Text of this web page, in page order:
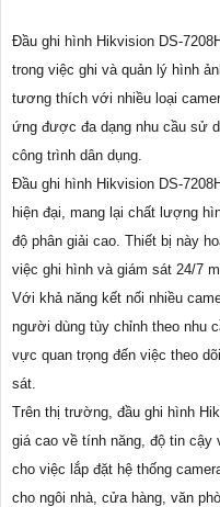
Đầu ghi hình Hikvision DS-
trong việc ghi và quản lý hình
tương thích với nhiều loại
ứng được đa dạng nhu cầu sử
công trình dân dụng.
Đầu ghi hình Hikvision DS-
hiện đại, mang lại chất lượng
độ phân giải cao. Thiết bị này
việc ghi hình và giám sát 24/7
Với khả năng kết nối nhiều
người dùng tùy chỉnh theo nhu
vực quan trọng đến việc theo
sát.
Trên thị trường, đầu ghi hình
giá cao về tính năng, độ tin
cho việc lắp đặt hệ thống
cho ngôi nhà, cửa hàng, văn